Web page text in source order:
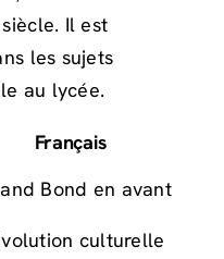
Il est
les sujets
au lycée.
Français
Bond en avant
culturelle